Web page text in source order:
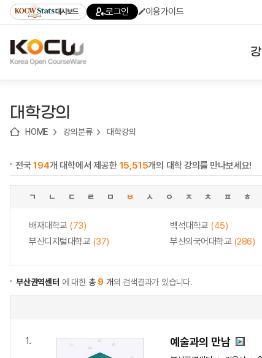
기
기
기
content)
가
대시보드 로그인 이용가이드
대학강의
HOME 강의분류 대학강의
전국194개 대학에서 제공한 15,515개의 대학 강의를 만나보세요!
ㄱ ㄴ ㄷ ㄹ ㅁ ㅂ ㅅ ㅇ ㅈ ㅊ ㅍ ㅎ
배재대학교 (73) 백석대학교 (45)
부산디지털대학교 (37) 부산외국어대학교 (286)
부산권역센터 에 대한총 9 개의 검색결과가 있습니다.
1. 예술과의 만남